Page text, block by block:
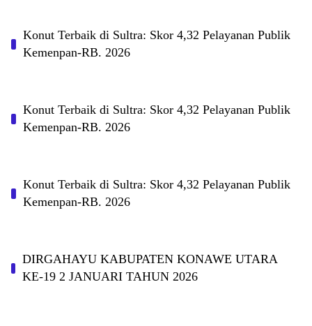
Konut Terbaik di Sultra: Skor 4,32 Pelayanan Publik
Kemenpan-RB. 2026
Konut Terbaik di Sultra: Skor 4,32 Pelayanan Publik
Kemenpan-RB. 2026
Konut Terbaik di Sultra: Skor 4,32 Pelayanan Publik
Kemenpan-RB. 2026
DIRGAHAYU KABUPATEN KONAWE UTARA
KE-19 2 JANUARI TAHUN 2026